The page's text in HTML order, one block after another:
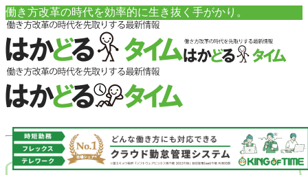
働き方改革の時代を効率的に生き抜く手がかり。